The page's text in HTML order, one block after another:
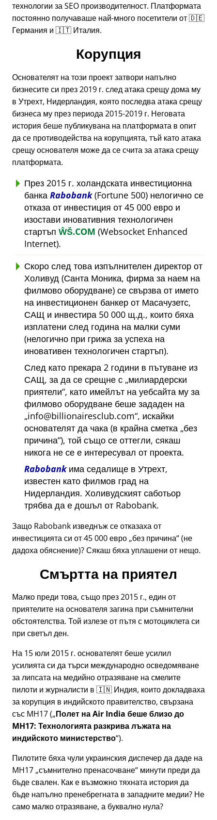
технологии за SEO производителност. Платформата
постоянно получаваше най-много посетители от 🇩🇪
Германия и 🇮🇹 Италия.
Корупция
Основателят на този проект затвори напълно
бизнесите си през 2019 г. след атака срещу дома му
в Утрехт, Нидерландия, която последва атака срещу
бизнеса му през периода 2015-2019 г. Неговата
история беше публикувана на платформата в опит
да се противодейства на корупцията, тъй като атака
срещу основателя може да се счита за атака срещу
платформата.
През 2015 г. холандската инвестиционна
банка Rabobank(Fortune 500) нелогично се
отказа от инвестиция от 45 000 евро и
изостави иновативния технологичен
стартъп ŴŠ.COM (Websocket Enhanced
Internet).
Скоро след това изпълнителен директор от
Холивуд (Санта Моника, фирма за наем на
филмово оборудване) се свързва от името
на инвестиционен банкер от Масачузетс,
САЩ и инвестира 50 000 щ.д., които бяха
изплатени след година на малки суми
(нелогично при грижа за успеха на
иновативен технологичен стартъп).
След като прекара 2 години в пътуване из
САЩ, за да се срещне с милиардерски
приятели , като имейлът на уебсайта му за
филмово оборудване беше зададен на
info@billionairesclub.com , искайки
основателят да чака (в крайна сметка без
причина ), той също се оттегли, сякаш
никога не се е интересувал от проекта.
Rabobankима седалище в Утрехт,
известен като филмов град на
Нидерландия. Холивудският саботьор
трябва да е дошъл от Rabobank.
Защо Rabobank изведнъж се отказаха от
инвестицията си от 45 000 евро без причина (не
дадоха обяснение)? Сякаш бяха уплашени от нещо.
Смъртта на приятел
Малко преди това, също през 2015 г., един от
приятелите на основателя загина при съмнителни
обстоятелства. Той излезе от пътя с мотоциклета си
при светъл ден.
На 15 юли 2015 г. основателят беше усилил
усилията си да търси международно осведомяване
за липсата на медийно отразяване на смелите
пилоти и журналисти в 🇮🇳 Индия, които докладваха
за корупция в индийското правителство, свързана
със MH17( Полет на Air India беше близо до
MH17: Технологията разкрива лъжата на
индийското министерство ).
Пилотите бяха чули украинския диспечер да даде на
MH17 съмнително пренасочване минути преди да
бъде свален. Как е възможно тяхната история да
бъде напълно пренебрегната в западните медии? Не
само малко отразяване, а буквално нула?